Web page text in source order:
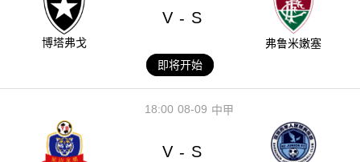
博塔弗戈
V - S
弗鲁米嫩塞
即将开始
08-09
18:00 中甲
V - S